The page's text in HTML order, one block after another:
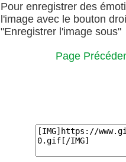
Pour enregistrer des
l'image avec le bouton
"Enregistrer l'image sous"
Page